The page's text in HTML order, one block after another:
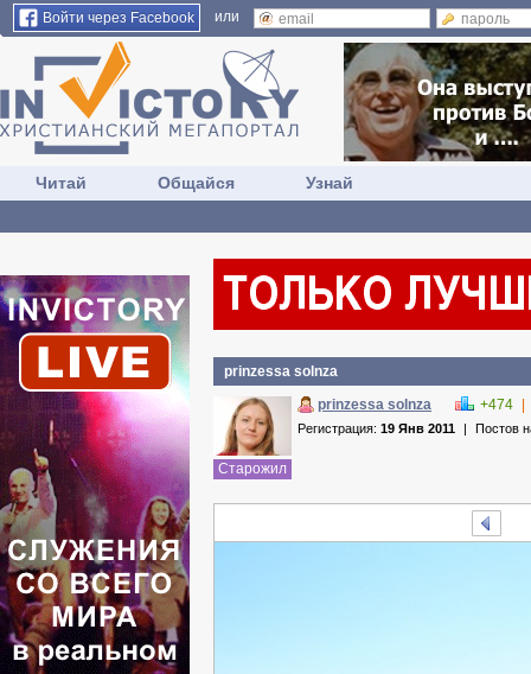
Войти через Facebook или
Читай Общайся Узнай
prinzessa solnza
Старожил
prinzessa solnza +474
Регистрация: 19 Янв 2011 | Постов